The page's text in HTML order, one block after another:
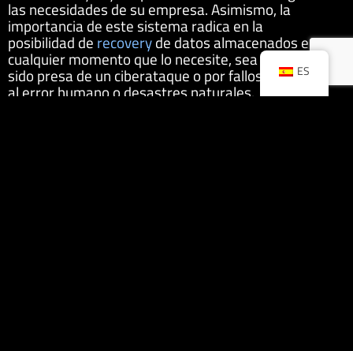
las necesidades de su empresa. Asimismo, la
importancia de este sistema radica en la
posibilidad de recoveryde datos almacenados en
cualquier momento que lo necesite, sea por haber
sido presa de un ciberataque o por fallos relativos
al error humano o desastres naturales.
ES